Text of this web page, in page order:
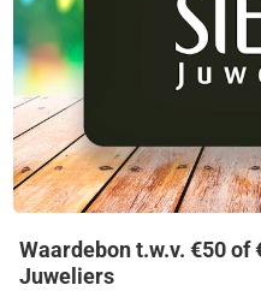
Waardebon t.w.v. €50
Juweliers